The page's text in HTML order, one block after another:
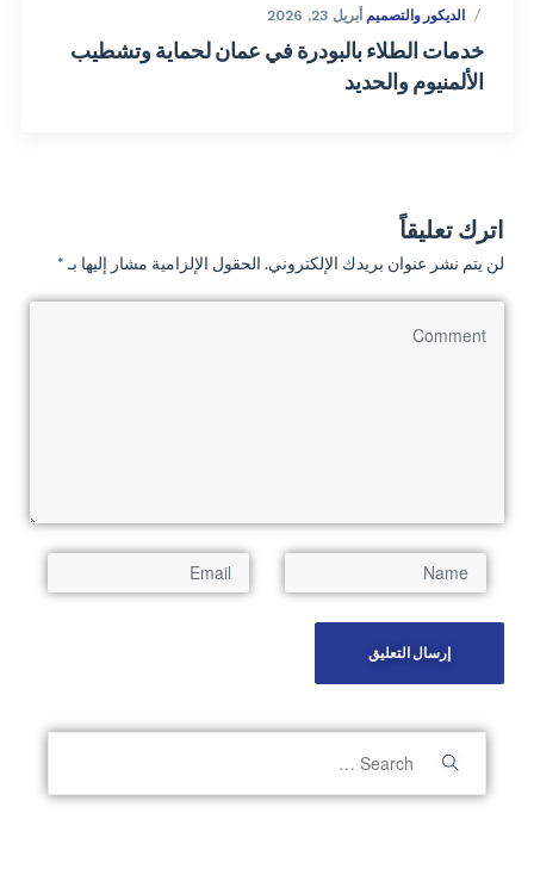
الديكور والتصميم أبريل 23, 2026
خدمات الطلاء بالبودرة في عمان لحماية وتشطيب
الألمنيوم والحديد
اترك تعليقاً
لن يتم نشر عنوان بريدك الإلكتروني. الحقول الإلزامية مشار إليها بـ *